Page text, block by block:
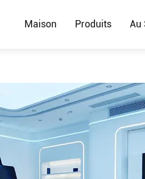
Maison Produits Au